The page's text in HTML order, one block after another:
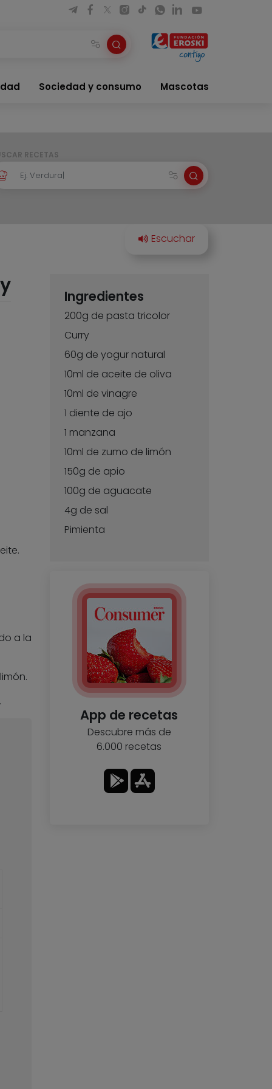
Sociedad y consumo Mascotas
RECETAS
a la
Ingredientes
200g de pasta tricolor
Curry
60g de yogur natural
10ml de aceite de oliva
10ml de vinagre
1 diente de ajo
1 manzana
10ml de zumo de limón
150g de apio
100g de aguacate
4g de sal
Pimienta
App de recetas
Descubre más de
6.000 recetas